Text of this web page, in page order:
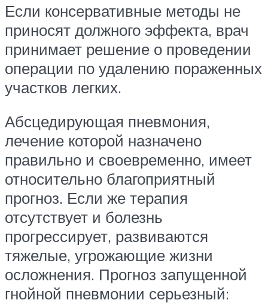
Если консервативные методы не
приносят должного эффекта, врач
принимает решение о проведении
операции по удалению пораженных
участков легких.
Абсцедирующая пневмония,
лечение которой назначено
правильно и своевременно, имеет
относительно благоприятный
прогноз. Если же терапия
отсутствует и болезнь
прогрессирует, развиваются
тяжелые, угрожающие жизни
осложнения. Прогноз запущенной
гнойной пневмонии серьезный: